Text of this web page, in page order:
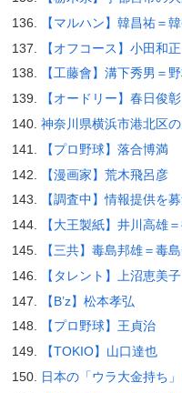
【マルハン】韓昌祐＝
【オフコース】小田和正
【工藤會】溝下秀男＝
【オードリー】春日俊彰
神奈川県横浜市港北区
【プロ野球】落合博満
【漫画家】荒木飛呂彦
【調査中】情報提供を
【大王製紙】井川高雄
【三共】毒島邦雄＝毒
【タレント】上沼恵美子
【B’z】松本孝弘
【プロ野球】王貞治
【TOKIO】山口達也
日本の「ウラ大金持ち